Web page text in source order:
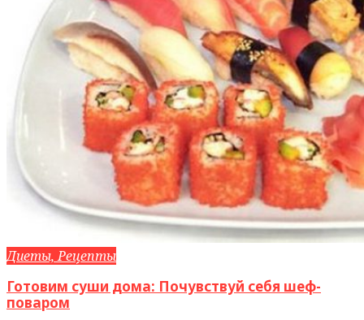
Диеты, Рецепты
Готовим суши дома: Почувствуй себя шеф-
поваром